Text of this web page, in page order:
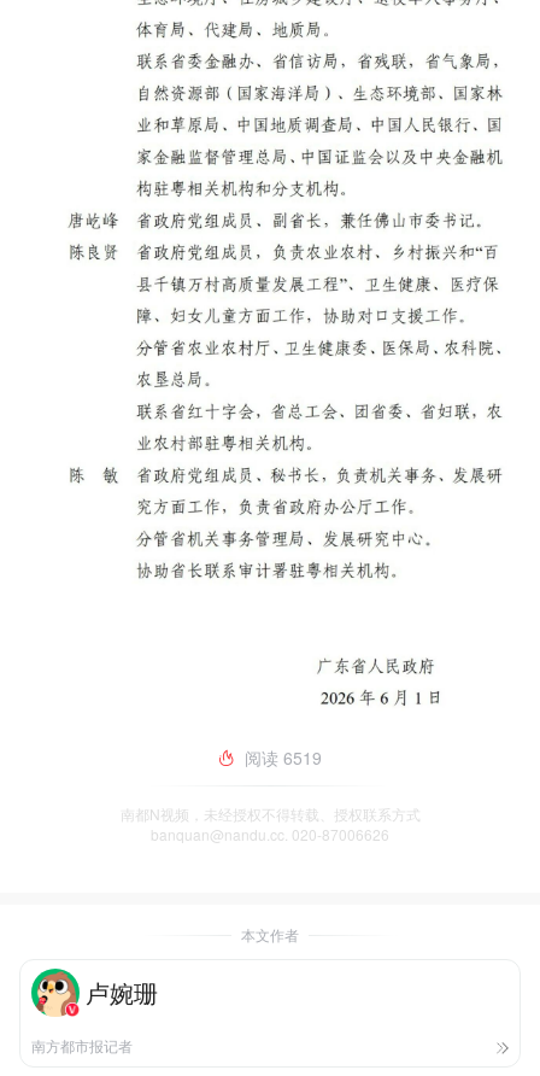
阅读 6519
南都N视频，未经授权不得转载、授权联系方式
banquan@nandu.cc. 020-87006626
本文作者
卢婉珊
南方都市报记者